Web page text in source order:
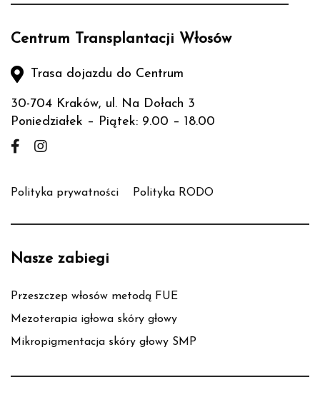
Centrum Transplantacji Włosów
Trasa dojazdu do Centrum
30-704 Kraków, ul. Na Dołach 3
Poniedziałek – Piątek: 9.00 – 18.00
Polityka prywatności Polityka RODO
Nasze zabiegi
Przeszczep włosów metodą FUE
Mezoterapia igłowa skóry głowy
Mikropigmentacja skóry głowy SMP